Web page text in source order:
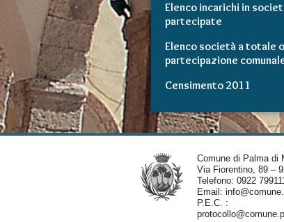
Elenco incarichi in
partecipate
Elenco società a totale
partecipazione
Censimento 2011
Comune di Palma di
Via Fiorentino, 89 –
Telefono: 0922
Email:
P.E.C. :